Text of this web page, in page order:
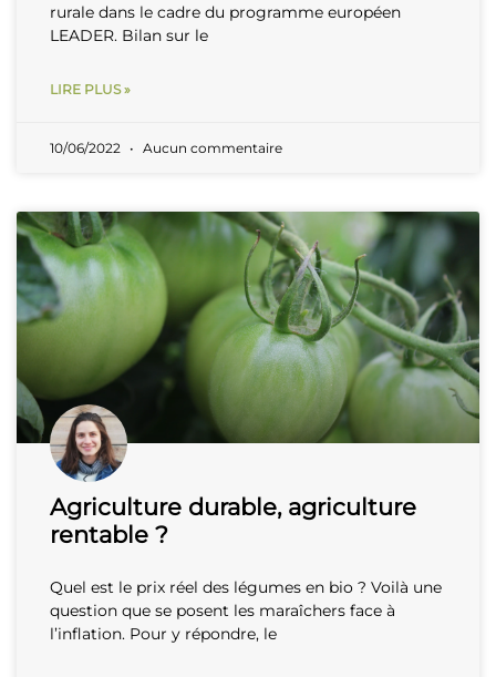
rurale dans le cadre du programme européen
LEADER. Bilan sur le
LIRE PLUS »
10/06/2022 Aucun commentaire
Agriculture durable, agriculture
rentable ?
Quel est le prix réel des légumes en bio ? Voilà une
question que se posent les maraîchers face à
l’inflation. Pour y répondre, le